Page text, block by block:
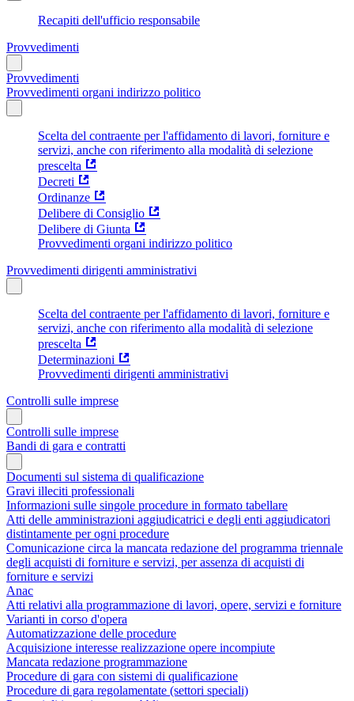
Recapiti dell'ufficio responsabile
Provvedimenti
Provvedimenti
Provvedimenti organi indirizzo politico
Scelta del contraente per l'affidamento di lavori, forniture e
servizi, anche con riferimento alla modalità di selezione
prescelta
Decreti
Ordinanze
Delibere di Consiglio
Delibere di Giunta
Provvedimenti organi indirizzo politico
Provvedimenti dirigenti amministrativi
Scelta del contraente per l'affidamento di lavori, forniture e
servizi, anche con riferimento alla modalità di selezione
prescelta
Determinazioni
Provvedimenti dirigenti amministrativi
Controlli sulle imprese
Controlli sulle imprese
Bandi di gara e contratti
Documenti sul sistema di qualificazione
Gravi illeciti professionali
Informazioni sulle singole procedure in formato tabellare
Atti delle amministrazioni aggiudicatrici e degli enti aggiudicatori
distintamente per ogni procedure
Comunicazione circa la mancata redazione del programma triennale
degli acquisti di forniture e servizi, per assenza di acquisti di
forniture e servizi
Anac
Atti relativi alla programmazione di lavori, opere, servizi e forniture
Varianti in corso d'opera
Automatizzazione delle procedure
Acquisizione interesse realizzazione opere incompiute
Mancata redazione programmazione
Procedure di gara con sistemi di qualificazione
Procedure di gara regolamentate (settori speciali)